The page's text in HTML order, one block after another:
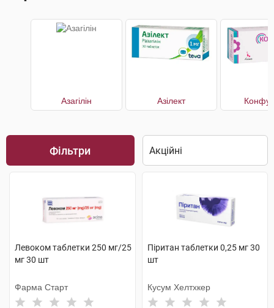
Азагілін Азілект
Фільтри
Левоком таблетки 250 мг/25
мг 30 шт
Фарма Старт
Піритан таблетки 0,25 мг 30
шт
Кусум Хелтхкер